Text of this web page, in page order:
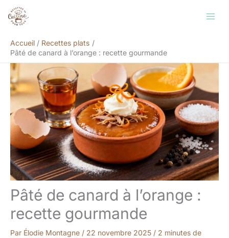
Accueil
Recettes plats
Pâté de canard à l’orange : recette gourmande
Pâté de canard à l’orange :
recette gourmande
Par Élodie Montagne / 22 novembre 2025 / 2 minutes de
Rechercher